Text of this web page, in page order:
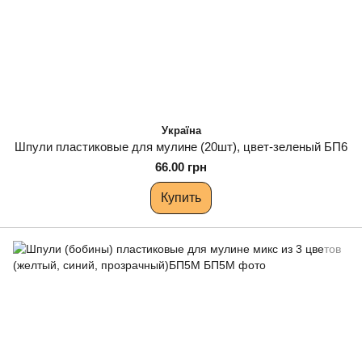
Україна
Шпули пластиковые для мулине (20шт), цвет-зеленый БП6
66.00 грн
Купить